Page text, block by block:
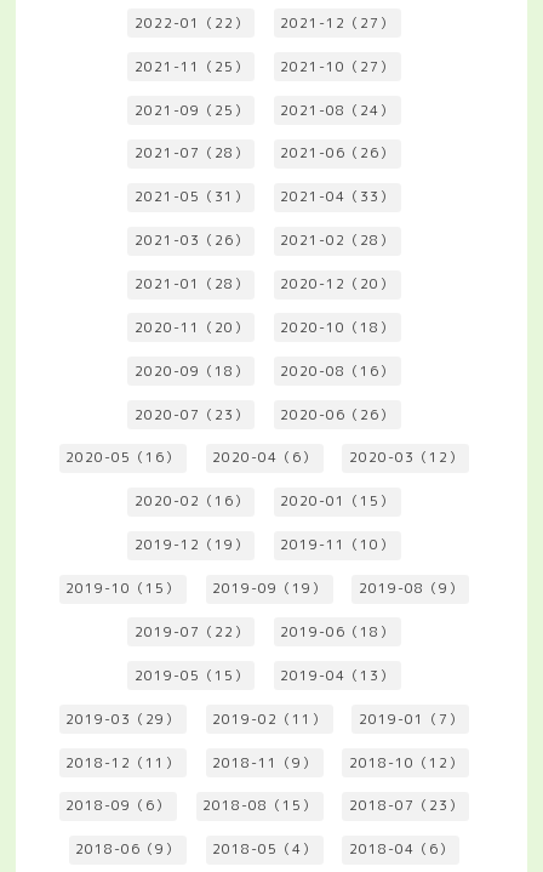
2022-01（22） 2021-12（27）
2021-11（25） 2021-10（27）
2021-09（25） 2021-08（24）
2021-07（28） 2021-06（26）
2021-05（31） 2021-04（33）
2021-03（26） 2021-02（28）
2021-01（28） 2020-12（20）
2020-11（20） 2020-10（18）
2020-09（18） 2020-08（16）
2020-07（23） 2020-06（26）
2020-05（16） 2020-04（6） 2020-03（12）
2020-02（16） 2020-01（15）
2019-12（19） 2019-11（10）
2019-10（15） 2019-09（19） 2019-08（9）
2019-07（22） 2019-06（18）
2019-05（15） 2019-04（13）
2019-03（29） 2019-02（11） 2019-01（7）
2018-12（11） 2018-11（9） 2018-10（12）
2018-09（6） 2018-08（15） 2018-07（23）
2018-06（9） 2018-05（4） 2018-04（6）